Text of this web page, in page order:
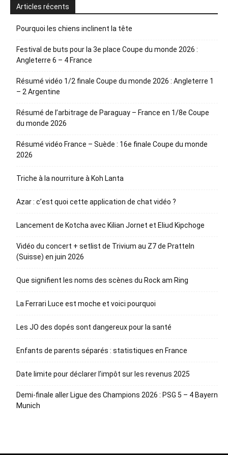
Articles récents
Pourquoi les chiens inclinent la tête
Festival de buts pour la 3e place Coupe du monde 2026 :
Angleterre 6 – 4 France
Résumé vidéo 1/2 finale Coupe du monde 2026 : Angleterre 1
– 2 Argentine
Résumé de l’arbitrage de Paraguay – France en 1/8e Coupe
du monde 2026
Résumé vidéo France – Suède : 16e finale Coupe du monde
2026
Triche à la nourriture à Koh Lanta
Azar : c’est quoi cette application de chat vidéo ?
Lancement de Kotcha avec Kilian Jornet et Eliud Kipchoge
Vidéo du concert + setlist de Trivium au Z7 de Pratteln
(Suisse) en juin 2026
Que signifient les noms des scènes du Rock am Ring
La Ferrari Luce est moche et voici pourquoi
Les JO des dopés sont dangereux pour la santé
Enfants de parents séparés : statistiques en France
Date limite pour déclarer l’impôt sur les revenus 2025
Demi-finale aller Ligue des Champions 2026 : PSG 5 – 4 Bayern
Munich